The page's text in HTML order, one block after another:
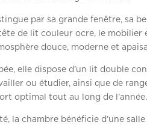
par sa grande fenêtre, sa
de lit couleur ocre, le mobilier
douce, moderne et
elle dispose d’un lit double
ou étudier, ainsi que de
optimal tout au long de l’année.
la chambre bénéficie d’une